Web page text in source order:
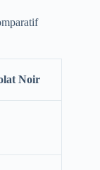
Noir